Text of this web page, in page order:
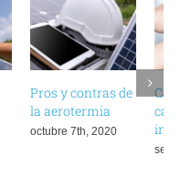
de
Cómo ahorrar en
calefacción en
invierno
septiembre 9th, 2020